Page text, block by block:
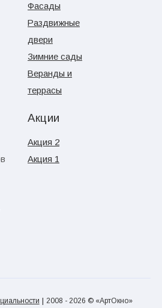
Фасады
Раздвижные
двери
Зимние сады
Веранды и
террасы
Акции
Акция 2
Акция 1
| 2008 - 2026 © «АртОкно»